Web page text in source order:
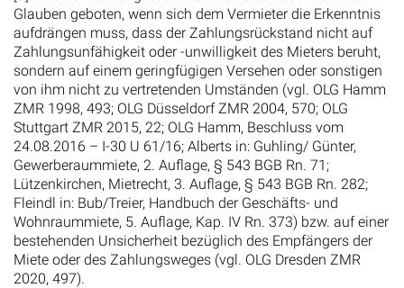
Glauben geboten, wenn sich dem Vermieter die Erkenntnis
aufdrängen muss, dass der Zahlungsrückstand nicht auf
Zahlungsunfähigkeit oder -unwilligkeit des Mieters beruht,
sondern auf einem geringfügigen Versehen oder sonstigen
von ihm nicht zu vertretenden Umständen (vgl. OLG Hamm
ZMR 1998, 493; OLG Düsseldorf ZMR 2004, 570; OLG
Stuttgart ZMR 2015, 22; OLG Hamm, Beschluss vom
24.08.2016 – I-30 U 61/16; Alberts in: Guhling/ Günter,
Gewerberaummiete, 2. Auflage, § 543 BGB Rn. 71;
Lützenkirchen, Mietrecht, 3. Auflage, § 543 BGB Rn. 282;
Fleindl in: Bub/Treier, Handbuch der Geschäfts- und
Wohnraummiete, 5. Auflage, Kap. IV Rn. 373) bzw. auf einer
bestehenden Unsicherheit bezüglich des Empfängers der
Miete oder des Zahlungsweges (vgl. OLG Dresden ZMR
2020, 497).